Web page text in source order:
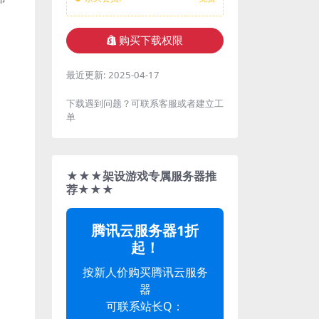
购买下载权限
最近更新: 2025-04-17
下载遇到问题？可联系客服或者建立工
单
★★★架设游戏专属服务器推
荐★★★
腾讯云服务器1折
起！
按新人价购买腾讯云服务
器
可联系站长Q：